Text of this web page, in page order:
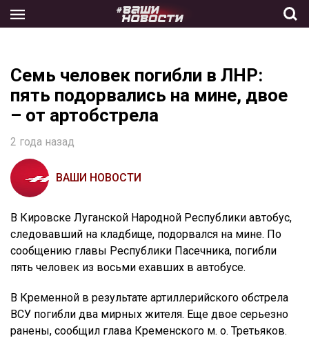
the
Семь человек погибли в ЛНР:
пять подорвались на мине, двое
– от артобстрела
2 года назад
ВАШИ НОВОСТИ
В Кировске Луганской Народной Республики автобус,
следовавший на кладбище, подорвался на мине. По
сообщению главы Республики Пасечника, погибли
пять человек из восьми ехавших в автобусе.
В Кременной в результате артиллерийского обстрела
ВСУ погибли два мирных жителя. Еще двое серьезно
ранены, сообщил глава Кременского м. о. Третьяков.